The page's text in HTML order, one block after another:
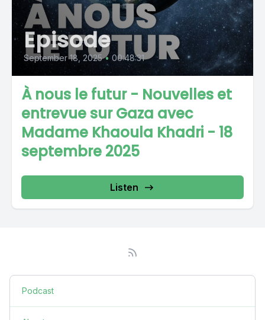
Episode
September 18, 2025 • 00:48:31
À nous le futur - Nouvelles et
entrevue sur Gaza avec
Madame Khaoula Khadri - 18
septembre 2025
Listen
Podcast